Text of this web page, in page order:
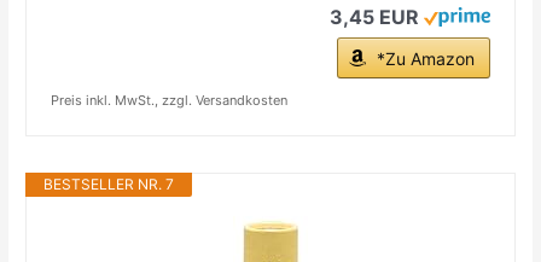
3,45 EUR
*Zu Amazon
Preis inkl. MwSt., zzgl. Versandkosten
BESTSELLER NR. 7